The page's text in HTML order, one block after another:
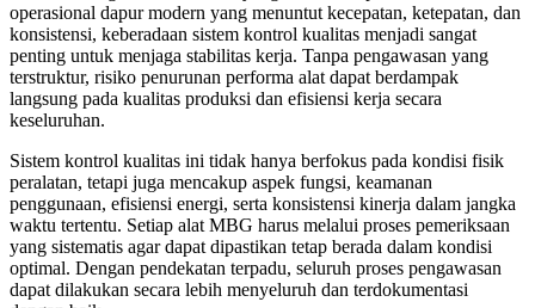
operasional dapur modern yang menuntut kecepatan, ketepatan, dan
konsistensi, keberadaan sistem kontrol kualitas menjadi sangat
penting untuk menjaga stabilitas kerja. Tanpa pengawasan yang
terstruktur, risiko penurunan performa alat dapat berdampak
langsung pada kualitas produksi dan efisiensi kerja secara
keseluruhan.
Sistem kontrol kualitas ini tidak hanya berfokus pada kondisi fisik
peralatan, tetapi juga mencakup aspek fungsi, keamanan
penggunaan, efisiensi energi, serta konsistensi kinerja dalam jangka
waktu tertentu. Setiap alat MBG harus melalui proses pemeriksaan
yang sistematis agar dapat dipastikan tetap berada dalam kondisi
optimal. Dengan pendekatan terpadu, seluruh proses pengawasan
dapat dilakukan secara lebih menyeluruh dan terdokumentasi